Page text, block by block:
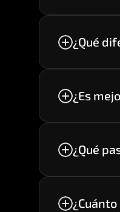
¿Qué
Una
¿Es
¿Qué
Los
El costo